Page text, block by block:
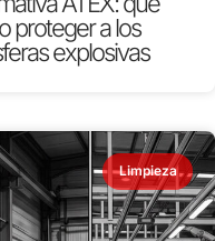
proteger a los
explosivas
Limpieza